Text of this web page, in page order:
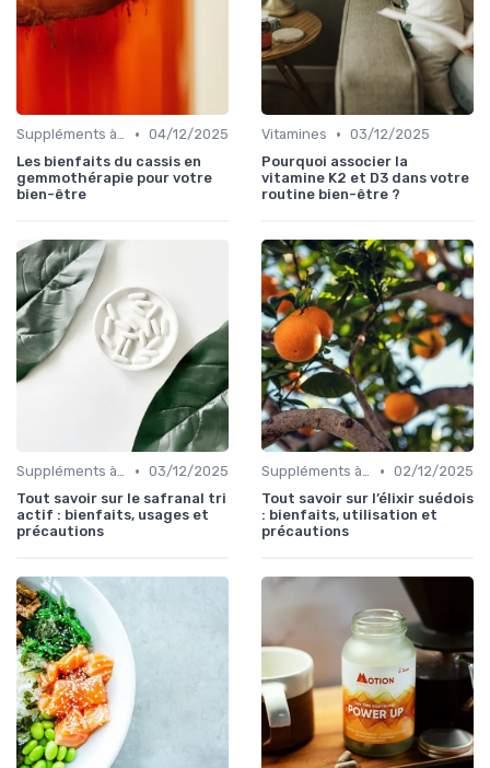
Suppléments à base de plantes • 04/12/2025
Les bienfaits du cassis en
gemmothérapie pour votre
bien-être
Vitamines • 03/12/2025
Pourquoi associer la
vitamine K2 et D3 dans votre
routine bien-être ?
Suppléments à base de plantes • 03/12/2025
Tout savoir sur le safranal tri
actif : bienfaits, usages et
précautions
Suppléments à base de plantes • 02/12/2025
Tout savoir sur l’élixir suédois
: bienfaits, utilisation et
précautions